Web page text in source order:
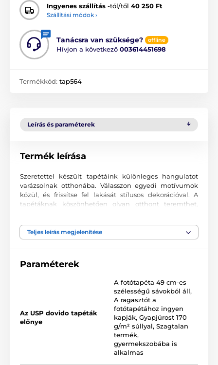
Ingyenes szállítás -tól/től 40 250 Ft
Szállítási módok ›
Tanácsra van szüksége? offline
Hívjon a következő 003614451698
Termékkód: tap564
Leírás és paraméterek
Termék leírása
Szeretettel készült tapétáink különleges hangulatot
varázsolnak otthonába. Válasszon egyedi motívumok
közül, és frissítse fel lakását stílusos dekorációval. A
tapétáknak köszönhetően olyan otthont teremthet,
Kiváló nyomtatási minőség
bármely helyiségnek. Kiváló minőségű, sima felületű
korszerű UV-led nyomtatási technológia garantálja a
kiváló tartósságot és színtartást.
Elérhető méretek és típusok (cm-ben – szélesség x
A tapéták különböző méretekben kaphatók, minden
változat 49 cm széles csíkokból áll.
Teljes leírás megjelenítése
Paraméterek
Az USP dovido tapéták
előnye
A fotótapéta 49 cm-es
szélességű sávokból áll,
A ragasztót a
fotótapétához ingyen
kapják, Gyapjúrost 170
g/m² súllyal, Szagtalan
termék,
gyermekszobába is
alkalmas